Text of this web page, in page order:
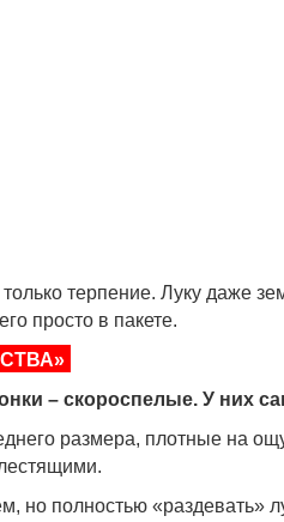
терпение. Луку даже
просто в пакете.
– скороспелые. У них
размера, плотные на
полностью «раздевать»